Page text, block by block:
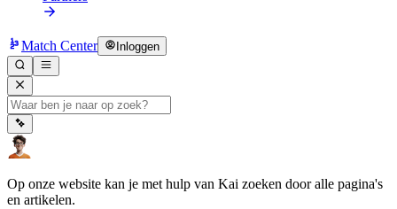
Match Center Inloggen
Op onze website kan je met hulp van Kai zoeken door alle pagina's
en artikelen.